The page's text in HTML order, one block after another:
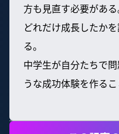
方も見直す必要があ
どれだけ成長したか
る。
中学生が自分たちで
うな成功体験を作る